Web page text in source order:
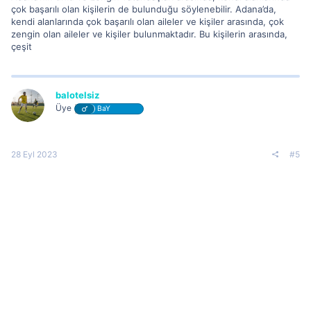
çok başarılı olan kişilerin de bulunduğu söylenebilir. Adana’da,
kendi alanlarında çok başarılı olan aileler ve kişiler arasında, çok
zengin olan aileler ve kişiler bulunmaktadır. Bu kişilerin arasında,
çeşit
balotelsiz
Üye BaY
28 Eyl 2023 #5